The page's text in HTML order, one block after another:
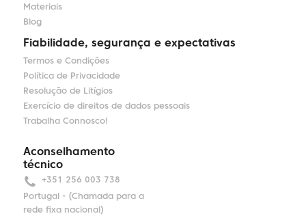
Materiais
Blog
Fiabilidade, segurança e expectativas
Termos e Condições
Política de Privacidade
Resolução de Litígios
Exercício de direitos de dados pessoais
Trabalha Connosco!
Aconselhamento
técnico
+351 256 003 738
Portugal - (Chamada para a
rede fixa nacional)